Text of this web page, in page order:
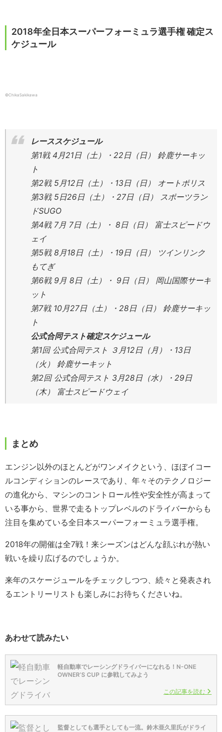
2018年全日本スーパーフォーミュラ選手権 確定ス
ケジュール
©ChikaSakikawa
レーススケジュール
第1戦 4月21日（土）・22日（日） 鈴鹿サーキッ
ト
第2戦 5月12日（土）・13日（日） オートポリス
第3戦 5日26日（土）・27日（日） スポーツラン
ドSUGO
第4戦 7月 7日（土）・ 8日（日） 富士スピードウ
ェイ
第5戦 8月18日（土）・19日（日） ツインリンク
もてぎ
第6戦 9月 8日（土）・ 9日（日） 岡山国際サーキ
ット
第7戦 10月27日（土）・28日（日） 鈴鹿サーキッ
ト
公式合同テスト確定スケジュール
第1回 公式合同テスト ３月12日（月）・13日
（火） 鈴鹿サーキット
第2回 公式合同テスト 3月28日（水）・29日
（木） 富士スピードウェイ
まとめ
エンジン以外のほとんどがワンメイクという、ほぼイコー
ルコンディションのレースであり、年々そのテクノロジー
の進化から、マシンのコントロール性や安全性が高まって
いる事から、世界で走るトップレベルのドライバーからも
注目を集めている全日本スーパーフォーミュラ選手権。
2018年の開催は全7戦！来シーズンはどんな顔ぶれが熱い
戦いを繰り広げるのでしょうか。
来年のスケージュールをチェックしつつ、続々と発表され
るエントリーリストも楽しみにお待ちくださいね。
あわせて読みたい
軽自動車でレーシングドライバーになれる！N-ONE
OWNER’S CUP に参戦してみよう
この記事を読む
監督としても選手としても一流。鈴木亜久里氏がドライ